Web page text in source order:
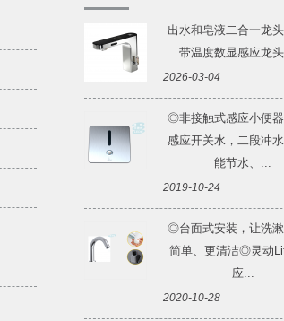
出水和皂液二合一龙
带温度数显感应龙头
2026-03-04
◎非接触式感应小便
感应开关水，二段冲
能节水、...
2019-10-24
◎台面式安装，让洗
简单、更清洁◎灵动
应...
2020-10-28